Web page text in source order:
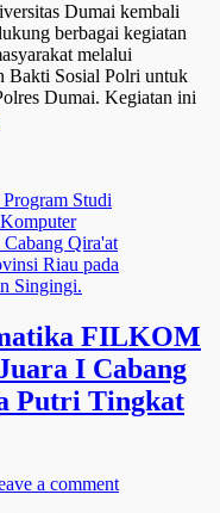
Dumai kembali
berbagai kegiatan
melalui
Bakti Sosial Polri untuk
Dumai. Kegiatan ini
FILKOM
I Cabang
Putri Tingkat
a comment